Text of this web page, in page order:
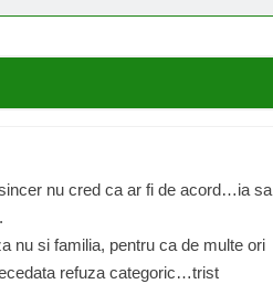
nu cred ca ar fi de acord…ia sa
nu si familia, pentru ca de multe ori
refuza categoric…trist